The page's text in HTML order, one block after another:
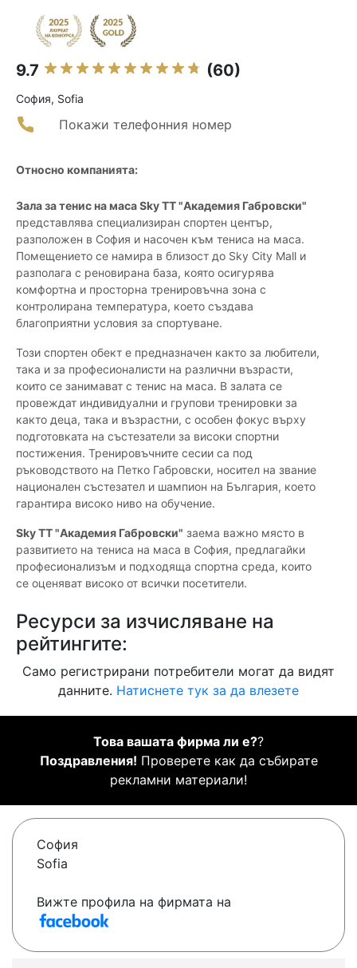
9.7 (60)
София, Sofia
Покажи телефонния номер
Относно компанията:
Зала за тенис на маса Sky TT "Академия Габровски"
представлява специализиран спортен център,
разположен в София и насочен към тениса на маса.
Помещението се намира в близост до Sky City Mall и
разполага с реновирана база, която осигурява
комфортна и просторна тренировъчна зона с
контролирана температура, което създава
благоприятни условия за спортуване.
Този спортен обект е предназначен както за любители,
така и за професионалисти на различни възрасти,
които се занимават с тенис на маса. В залата се
провеждат индивидуални и групови тренировки за
както деца, така и възрастни, с особен фокус върху
подготовката на състезатели за високи спортни
постижения. Тренировъчните сесии са под
ръководството на Петко Габровски, носител на звание
национален състезател и шампион на България, което
гарантира високо ниво на обучение.
Sky TT "Академия Габровски" заема важно място в
развитието на тениса на маса в София, предлагайки
професионализъм и подходяща спортна среда, които
се оценяват високо от всички посетители.
Ресурси за изчисляване на
рейтингите:
Само регистрирани потребители могат да видят
данните. Натиснете тук за да влезете
Това вашата фирма ли е??
Поздравления! Проверете как да събирате
рекламни материали!
София
Sofia
Вижте профила на фирмата на